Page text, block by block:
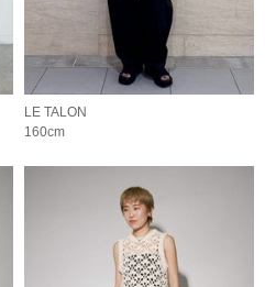
LE TALON
160cm